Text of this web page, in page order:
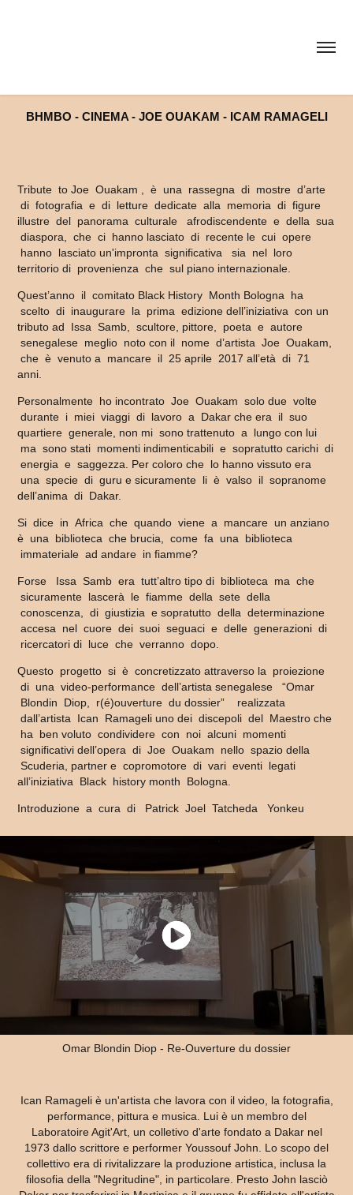
BHMBO - CINEMA - JOE OUAKAM - ICAM RAMAGELI
Tribute to Joe Ouakam , è una rassegna di mostre d’arte
di fotografia e di letture dedicate alla memoria di figure
illustre del panorama culturale afrodiscendente e della sua
diaspora, che ci hanno lasciato di recente le cui opere
hanno lasciato un'impronta significativa sia nel loro
territorio di provenienza che sul piano internazionale.
Quest’anno il comitato Black History Month Bologna ha
scelto di inaugurare la prima edizione dell’iniziativa con un
tributo ad Issa Samb, scultore, pittore, poeta e autore
senegalese meglio noto con il nome d’artista Joe Ouakam,
che è venuto a mancare il 25 aprile 2017 all’età di 71
anni.
Personalmente ho incontrato Joe Ouakam solo due volte
durante i miei viaggi di lavoro a Dakar che era il suo
quartiere generale, non mi sono trattenuto a lungo con lui
ma sono stati momenti indimenticabili e sopratutto carichi di
energia e saggezza. Per coloro che lo hanno vissuto era
una specie di guru e sicuramente li è valso il sopranome
dell’anima di Dakar.
Si dice in Africa che quando viene a mancare un anziano
è una biblioteca che brucia, come fa una biblioteca
immateriale ad andare in fiamme?
Forse Issa Samb era tutt’altro tipo di biblioteca ma che
sicuramente lascerà le fiamme della sete della
conoscenza, di giustizia e sopratutto della determinazione
accesa nel cuore dei suoi seguaci e delle generazioni di
ricercatori di luce che verranno dopo.
Questo progetto si è concretizzato attraverso la proiezione
di una video-performance dell’artista senegalese “Omar
Blondin Diop, r(é)ouverture du dossier” realizzata
dall’artista Ican Ramageli uno dei discepoli del Maestro che
ha ben voluto condividere con noi alcuni momenti
significativi dell’opera di Joe Ouakam nello spazio della
Scuderia, partner e copromotore di vari eventi legati
all’iniziativa Black history month Bologna.
Introduzione a cura di Patrick Joel Tatcheda Yonkeu
Omar Blondin Diop - Re-Ouverture du dossier
Ican Ramageli è un'artista che lavora con il video, la fotografia,
performance, pittura e musica. Lui è un membro del
Laboratoire Agit'Art, un colletivo d'arte fondato a Dakar nel
1973 dallo scrittore e performer Youssouf John. Lo scopo del
collettivo era di rivitalizzare la produzione artistica, inclusa la
filosofia della "Negritudine", in particolare. Presto John lasciò